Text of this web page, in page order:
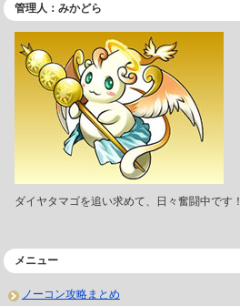
管理人：みかどら
ダイヤタマゴを追い求めて、日々奮闘中です！
メニュー
ノーコン攻略まとめ